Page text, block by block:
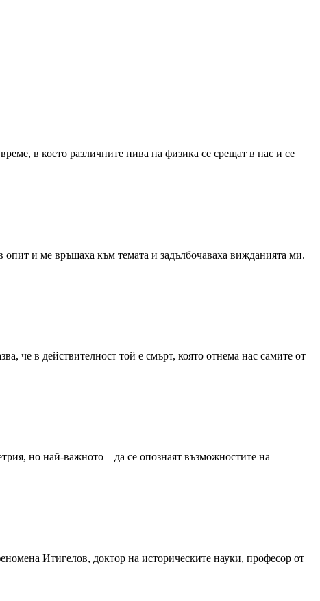
в което различните нива на физика се срещат в нас и се
и ме връщаха към темата и задълбочаваха вижданията ми.
че в действителност той е смърт, която отнема нас самите от
но най-важното – да се опознаят възможностите на
Итигелов, доктор на историческите науки, професор от